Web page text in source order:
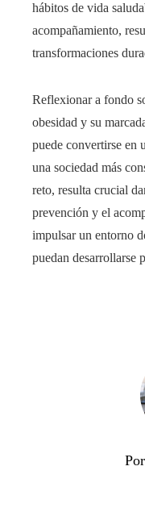
hábitos de vida
acompañamiento,
transformaciones
Reflexionar a fondo
obesidad y su
puede convertirse en
una sociedad más
reto, resulta crucial
prevención y el
impulsar un entorno
puedan desarrollarse